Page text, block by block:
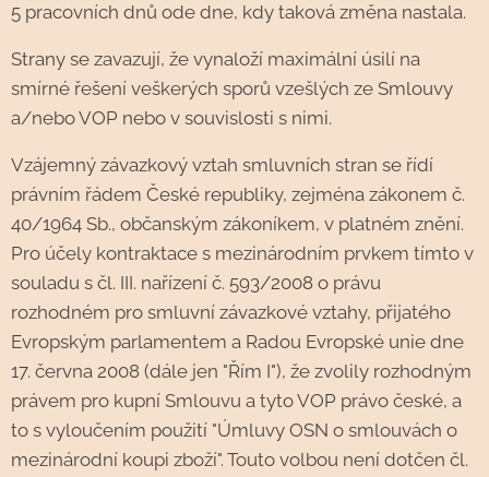
5 pracovních dnů ode dne, kdy taková změna nastala.
Strany se zavazují, že vynaloží maximální úsilí na
smírné řešení veškerých sporů vzešlých ze Smlouvy
a/nebo VOP nebo v souvislosti s nimi.
Vzájemný závazkový vztah smluvních stran se řídí
právním řádem České republiky, zejména zákonem č.
40/1964 Sb., občanským zákoníkem, v platném znění.
Pro účely kontraktace s mezinárodním prvkem tímto v
souladu s čl. III. nařízení č. 593/2008 o právu
rozhodném pro smluvní závazkové vztahy, přijatého
Evropským parlamentem a Radou Evropské unie dne
17. června 2008 (dále jen "Řím I"), že zvolily rozhodným
právem pro kupní Smlouvu a tyto VOP právo české, a
to s vyloučením použití "Úmluvy OSN o smlouvách o
mezinárodní koupi zboží". Touto volbou není dotčen čl.